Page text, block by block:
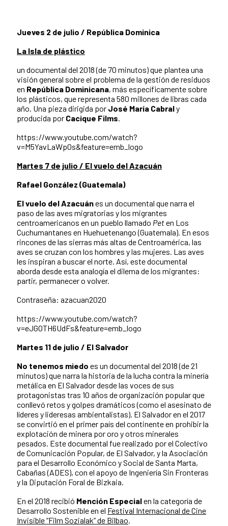
Jueves 2 de julio / República Dominica
La Isla de plástico
un documental del 2018 (de 70 minutos) que plantea una
visión general sobre el problema de la gestión de residuos
en República Dominicana, más específicamente sobre
los plásticos, que representa 580 millones de libras cada
año. Una pieza dirigida por José María Cabraly
producida por Cacique Films.
https://www.youtube.com/watch?
v=M5YavLaWp0s&feature=emb_logo
Martes 7 de julio / El vuelo del Azacuán
Rafael González (Guatemala)
El vuelo del Azacuánes un documental que narra el
paso de las aves migratorias y los migrantes
centroamericanos en un pueblo llamado Peten Los
Cuchumantanes en Huehuetenango (Guatemala). En esos
rincones de las sierras más altas de Centroamérica, las
aves se cruzan con los hombres y las mujeres. Las aves
les inspiran a buscar el norte. Así, este documental
aborda desde esta analogía el dilema de los migrantes:
partir, permanecer o volver.
Contraseña: azacuan2020
https://www.youtube.com/watch?
v=eJG0TH6UdFs&feature=emb_logo
Martes 11 de julio / El Salvador
No tenemos miedo es un documental del 2018 (de 21
minutos) que narra la historia de la lucha contra la minería
metálica en El Salvador desde las voces de sus
protagonistas tras 10 años de organización popular que
conllevó retos y golpes dramáticos (como el asesinato de
líderes y lideresas ambientalistas). El Salvador en el 2017
se convirtió en el primer país del continente en prohibir la
explotación de minera por oro y otros minerales
pesados. Este documental fue realizado por el Colectivo
de Comunicación Popular, de El Salvador, y la Asociación
para el Desarrollo Económico y Social de Santa Marta,
Cabañas (ADES), con el apoyo de Ingeniería Sin Fronteras
y la Diputación Foral de Bizkaia.
En el 2018 recibió Mención Especialen la categoría de
Desarrollo Sostenible en el Festival Internacional de Cine
Invisible “Film Sozialak” de Bilbao.